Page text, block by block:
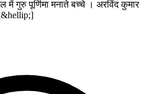
में गुरु पूर्णिमा मनाते बच्चे । अरविंद कुमार